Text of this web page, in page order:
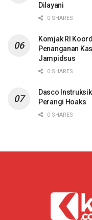
Dilayani
0 SHARES
Komjak RI
Penanganan
Jampidsus
0 SHARES
Dasco
Perangi Hoaks
0 SHARES